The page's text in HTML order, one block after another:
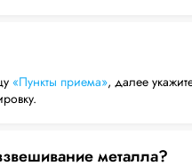
«Пункты приема», далее
металла?